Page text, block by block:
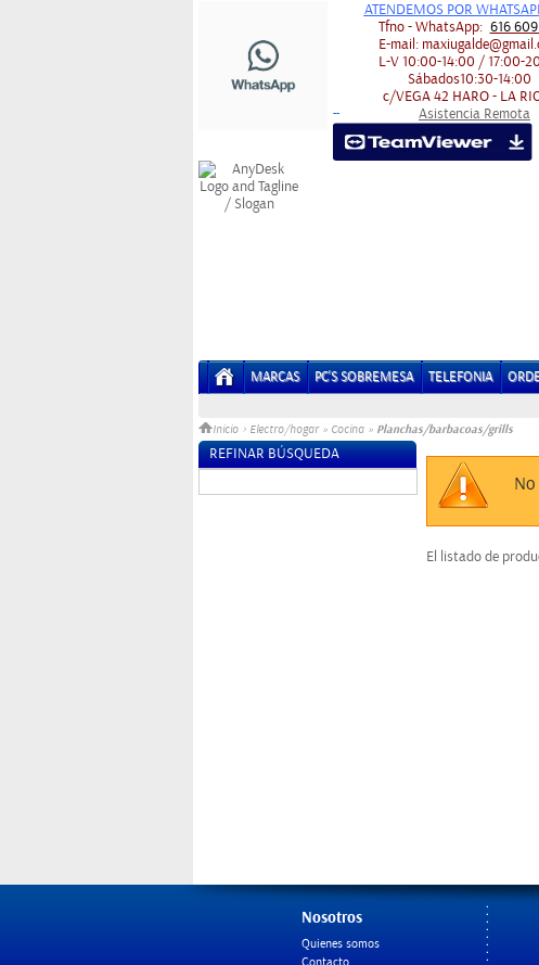
ATENDEMOS POR
Tfno - WhatsApp: 616
E-mail:
L-V10:00-14:00 / 17:00-
Sábados10:30-14:00
c/VEGA 42 HARO - LA
-- Asistencia Remota
MARCAS PC'S SOBREMESA TELEFONIA
Inicio > Electro/hogar » Cocina » Planchas/barbacoas/grills
REFINAR BÚSQUEDA
El listado de
Nosotros
Quienes somos